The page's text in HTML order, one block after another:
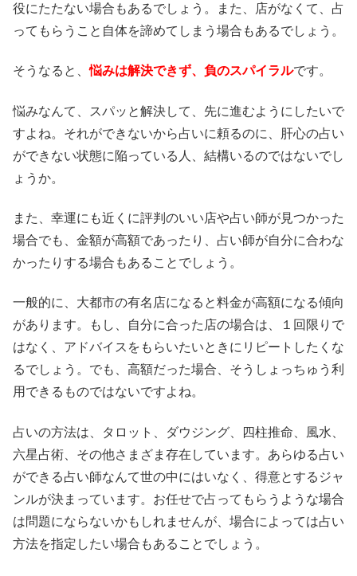
役にたたない場合もあるでしょう。また、店がなくて、占
ってもらうこと自体を諦めてしまう場合もあるでしょう。
そうなると、悩みは解決できず、負のスパイラルです。
悩みなんて、スパッと解決して、先に進むようにしたいで
すよね。それができないから占いに頼るのに、肝心の占い
ができない状態に陥っている人、結構いるのではないでし
ょうか。
また、幸運にも近くに評判のいい店や占い師が見つかった
場合でも、金額が高額であったり、占い師が自分に合わな
かったりする場合もあることでしょう。
一般的に、大都市の有名店になると料金が高額になる傾向
があります。もし、自分に合った店の場合は、１回限りで
はなく、アドバイスをもらいたいときにリピートしたくな
るでしょう。でも、高額だった場合、そうしょっちゅう利
用できるものではないですよね。
占いの方法は、タロット、ダウジング、四柱推命、風水、
六星占術、その他さまざま存在しています。あらゆる占い
ができる占い師なんて世の中にはいなく、得意とするジャ
ンルが決まっています。お任せで占ってもらうような場合
は問題にならないかもしれませんが、場合によっては占い
方法を指定したい場合もあることでしょう。